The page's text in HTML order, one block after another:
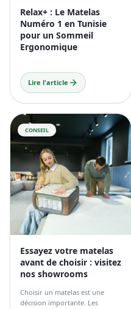
Relax+ : Le Matelas
Numéro 1 en Tunisie
pour un Sommeil
CONSEIL
Essayez votre matelas
avant de choisir : visitez
nos showrooms